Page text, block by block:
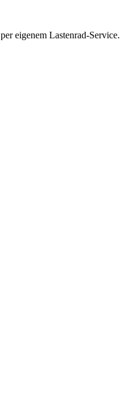
eigenem Lastenrad-Service.